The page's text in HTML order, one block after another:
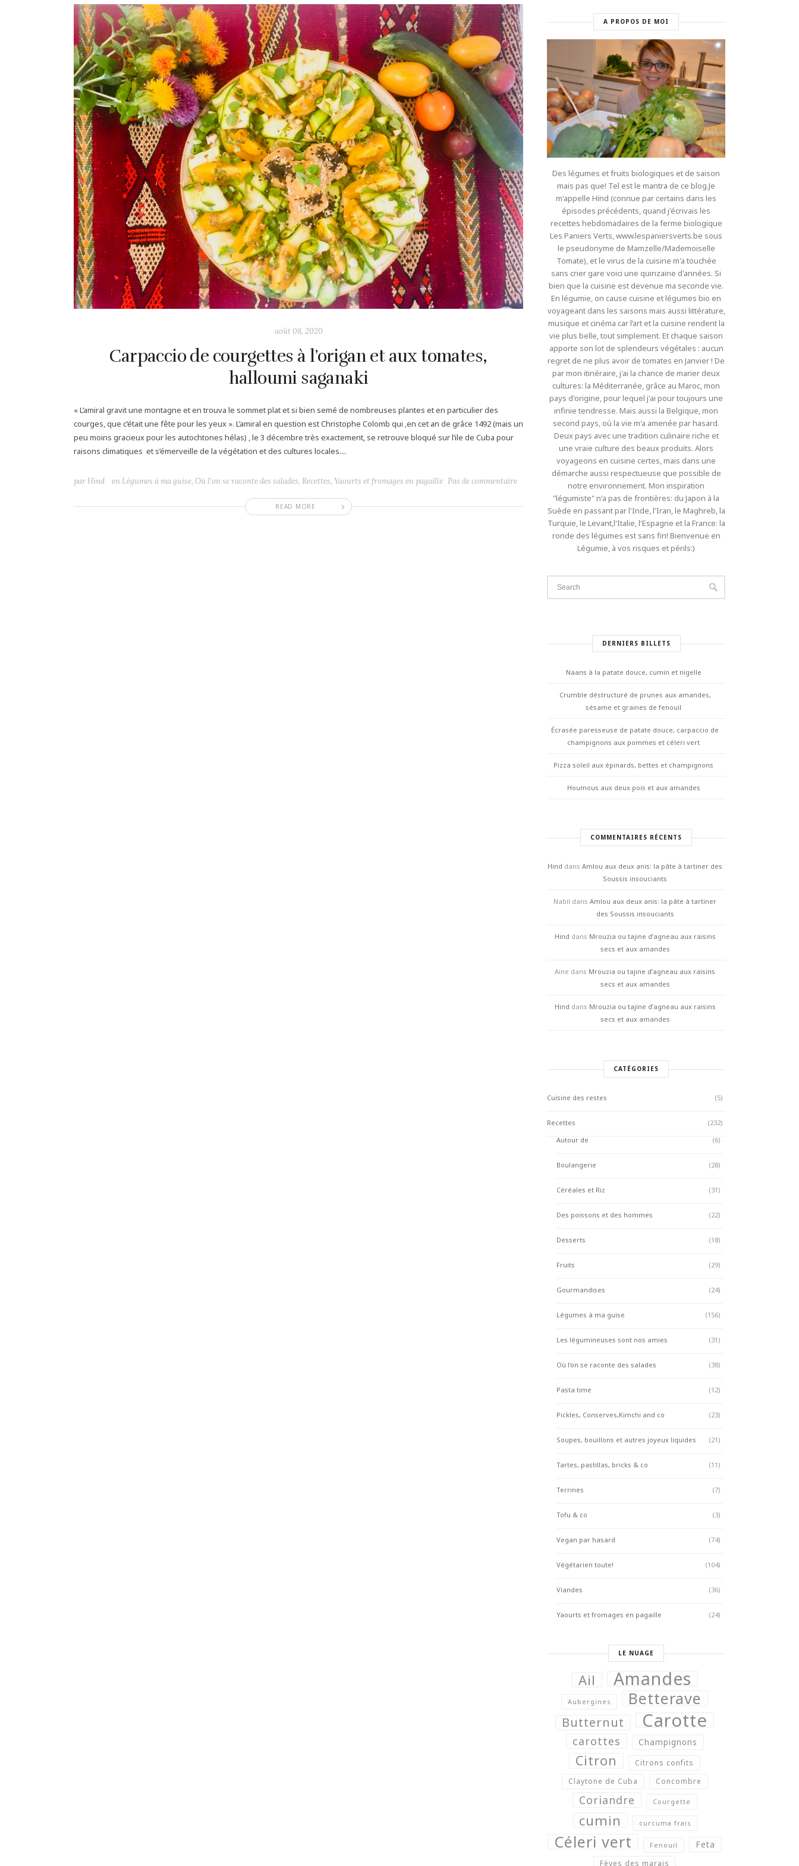
août 08, 2020
Carpaccio de courgettes à l’origan et aux tomates,
halloumi saganaki
« L’amiral gravit une montagne et en trouva le sommet plat et si bien semé de nombreuses plantes et en particulier des
courges, que c’était une fête pour les yeux ». L’amiral en question est Christophe Colomb qui ,en cet an de grâce 1492 (mais un
peu moins gracieux pour les autochtones hélas) , le 3 décembre très exactement, se retrouve bloqué sur l’ile de Cuba pour
raisons climatiques et s’émerveille de la végétation et des cultures locales....
READ MORE
par Hind en Légumes à ma guise, Où l'on se raconte des salades, Recettes, Yaourts et fromages en pagaille Pas de commentaire
A PROPOS DE MOI
Des légumes et fruits biologiques et de saison
mais pas que! Tel est le mantra de ce blog.Je
m'appelle Hind (connue par certains dans les
épisodes précédents, quand j'écrivais les
recettes hebdomadaires de la ferme biologique
Les Paniers Verts, www.lespaniersverts.be sous
le pseudonyme de Mamzelle/Mademoiselle
Tomate), et le virus de la cuisine m'a touchée
sans crier gare voici une quinzaine d'années. Si
bien que la cuisine est devenue ma seconde vie.
En légumie, on cause cuisine et légumes bio en
voyageant dans les saisons mais aussi littérature,
musique et cinéma car l’art et la cuisine rendent la
vie plus belle, tout simplement. Et chaque saison
apporte son lot de splendeurs végétales : aucun
regret de ne plus avoir de tomates en Janvier ! De
par mon itinéraire, j'ai la chance de marier deux
cultures: la Méditerranée, grâce au Maroc, mon
pays d'origine, pour lequel j'ai pour toujours une
infinie tendresse. Mais aussi la Belgique, mon
second pays, où la vie m'a amenée par hasard.
Deux pays avec une tradition culinaire riche et
une vraie culture des beaux produits. Alors
voyageons en cuisine certes, mais dans une
démarche aussi respectueuse que possible de
notre environnement. Mon inspiration
"légumiste" n'a pas de frontières: du Japon à la
Suède en passant par l'Inde, l'Iran, le Maghreb, la
Turquie, le Levant,l'Italie, l'Espagne et la France: la
ronde des légumes est sans fin! Bienvenue en
Légumie, à vos risques et périls:)
DERNIERS BILLETS
Naans à la patate douce, cumin et nigelle
Crumble déstructuré de prunes aux amandes,
sésame et graines de fenouil
Écrasée paresseuse de patate douce, carpaccio de
champignons aux pommes et céleri vert
Pizza soleil aux épinards, bettes et champignons
Houmous aux deux pois et aux amandes
COMMENTAIRES RÉCENTS
Hind dans Amlou aux deux anis: la pâte à tartiner des
Soussis insouciants
Nabil dans Amlou aux deux anis: la pâte à tartiner
des Soussis insouciants
Hind dans Mrouzia ou tajine d’agneau aux raisins
secs et aux amandes
Aine dans Mrouzia ou tajine d’agneau aux raisins
secs et aux amandes
Hind dans Mrouzia ou tajine d’agneau aux raisins
secs et aux amandes
CATÉGORIES
Cuisine des restes (5)
Recettes
(232)
Autour de
(6)
Boulangerie (28)
Céréales et Riz (31)
Des poissons et des hommes (22)
Desserts (18)
Fruits (29)
Gourmandises (24)
Légumes à ma guise (156)
Les légumineuses sont nos amies (31)
Où l'on se raconte des salades (38)
Pasta time (12)
Pickles, Conserves,Kimchi and co (23)
Soupes, bouillons et autres joyeux liquides (21)
Tartes, pastillas, bricks & co (11)
Terrines (7)
Tofu & co (3)
Vegan par hasard (74)
Végétarien toute! (104)
Viandes (36)
Yaourts et fromages en pagaille (24)
LE NUAGE
Ail Amandes
Aubergines Betterave
Butternut Carotte
carottes Champignons
Citron
Citrons confits
Claytone de Cuba
Concombre
Coriandre Courgette
cumin curcuma frais
Céleri vert Fenouil Feta
Fèves des marais